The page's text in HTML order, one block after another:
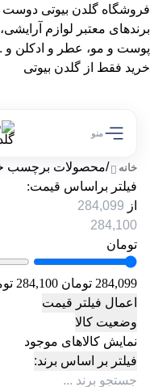
فروشگاه گلدن بیوتی
برندهای معتبر لوازم
پوست و مو، عطر و ادکلن و
خرید فقط از گلدن بیوتی
منو
خانه /محصولات برچسب
فیلتر براساس قیمت:
از
تومان
284,099 تومان
284,100 تومان
اعمال فیلتر قیمت
وضعیت کالا
نمایش کالاهای موجود
فیلتر بر اساس برند: